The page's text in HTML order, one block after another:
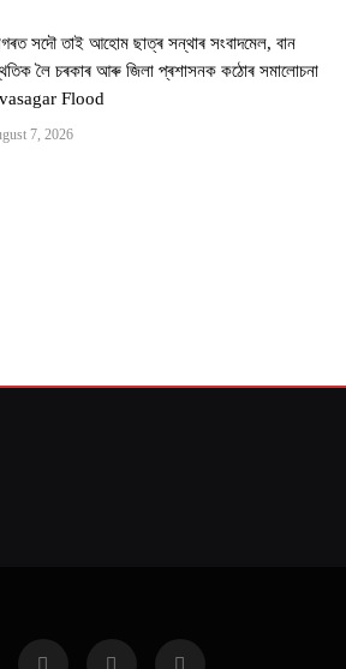
সদৌ তাই আহোম ছাত্ৰ সন্থাৰ সংবাদমেল, বান
লৈ চৰকাৰ আৰু জিলা প্ৰশাসনক কঠোৰ সমালোচনা
Flood
7, 2026